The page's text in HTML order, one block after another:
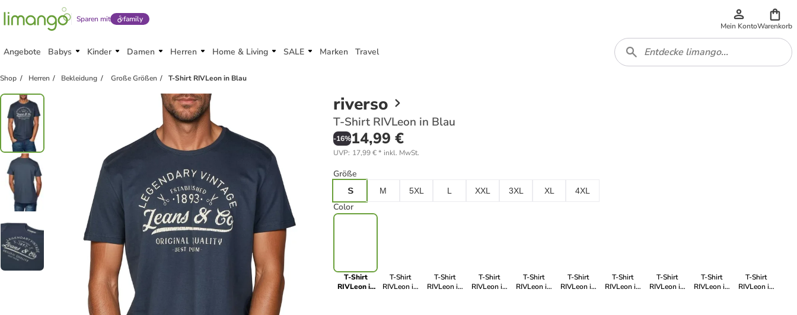
Sparen mit family
Mein KontoWarenkorb
Angebote Babys Kinder Damen Herren Home & Living SALE Marken Travel
Shop Herren Bekleidung Große Größen T-Shirt RIVLeon in Blau
riverso
T-Shirt RIVLeon in Blau
-16%14,99 €
UVP: 17,99 €* inkl. MwSt.
Größe
S M 5XL L XXL 3XL XL 4XL
Color
T-Shirt
RIVLeon in
T-Shirt
RIVLeon in
T-Shirt
RIVLeon in
T-Shirt
RIVLeon in
T-Shirt
RIVLeon in
T-Shirt
RIVLeon in
T-Shirt
RIVLeon in
T-Shirt
RIVLeon in
T-Shirt
RIVLeon in
T-Shirt
RIVLeon in